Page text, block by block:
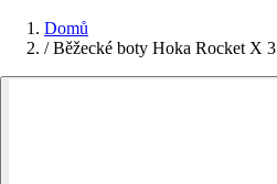
Domů
/ Běžecké boty Hoka Rocket X 3